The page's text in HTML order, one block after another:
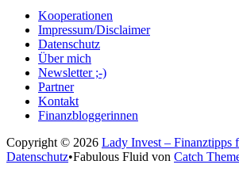
Kooperationen
Impressum/Disclaimer
Datenschutz
Über mich
Newsletter ;-)
Partner
Kontakt
Finanzbloggerinnen
Copyright © 2026 Lady Invest – Finanztipps
Datenschutz•Fabulous Fluid von Catch